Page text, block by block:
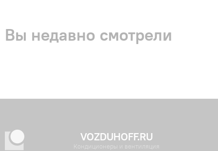
Вы недавно смотрели
VOZDUHOFF.RU
Кондиционеры и вентиляция